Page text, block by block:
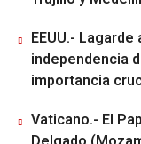
EEUU.-
independencia
importancia
Vaticano.- El